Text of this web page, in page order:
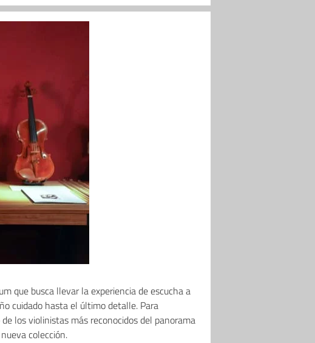
que busca llevar la experiencia de escucha a
cuidado hasta el último detalle. Para
de los violinistas más reconocidos del panorama
colección.